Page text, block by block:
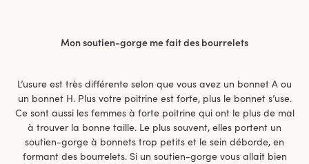
Mon soutien-gorge me fait des bourrelets
L’usure est très différente selon que vous avez un bonnet A ou
un bonnet H. Plus votre poitrine est forte, plus le bonnet s’use.
Ce sont aussi les femmes à forte poitrine qui ont le plus de mal
à trouver la bonne taille. Le plus souvent, elles portent un
soutien-gorge à bonnets trop petits et le sein déborde, en
formant des bourrelets. Si un soutien-gorge vous allait bien